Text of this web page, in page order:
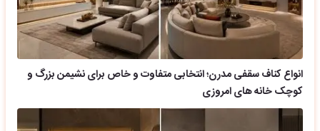
انواع کناف سقفی مدرن؛ انتخابی متفاوت و خاص برای نشیمن بزرگ و
کوچک خانه های امروزی